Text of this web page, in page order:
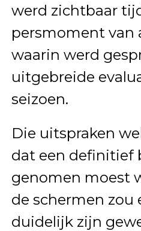
werd zichtbaar
persmoment van
waarin werd
uitgebreide
seizoen.
Die uitspraken
dat een definitief
genomen moest
de schermen zou
duidelijk zijn